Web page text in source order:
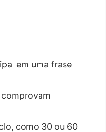
em uma frase
como 30 ou 60